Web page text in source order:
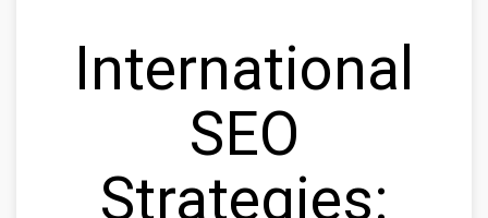
International
SEO
Strategies: